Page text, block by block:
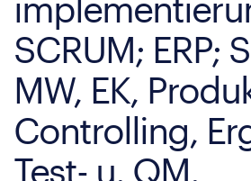
SCRUM; ERP;
MW, EK,
Controlling,
Test- u. QM.